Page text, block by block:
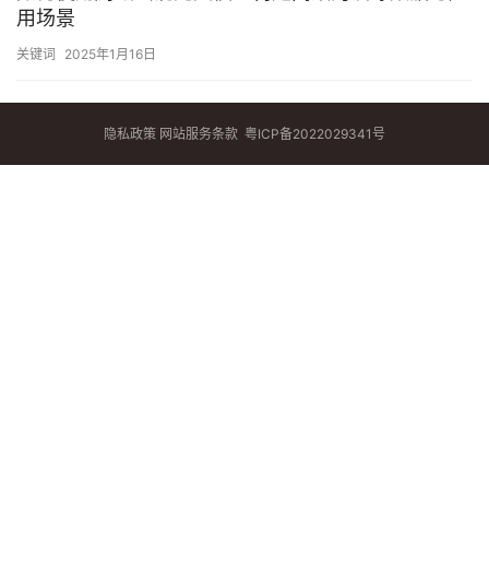
用场景
关键词 2025年1月16日
隐私政策 网站服务条款 粤ICP备2022029341号